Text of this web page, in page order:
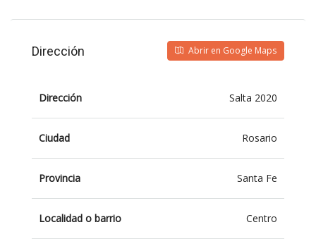
Dirección Abrir en Google Maps
Dirección Salta 2020
Ciudad Rosario
Provincia Santa Fe
Localidad o barrio Centro